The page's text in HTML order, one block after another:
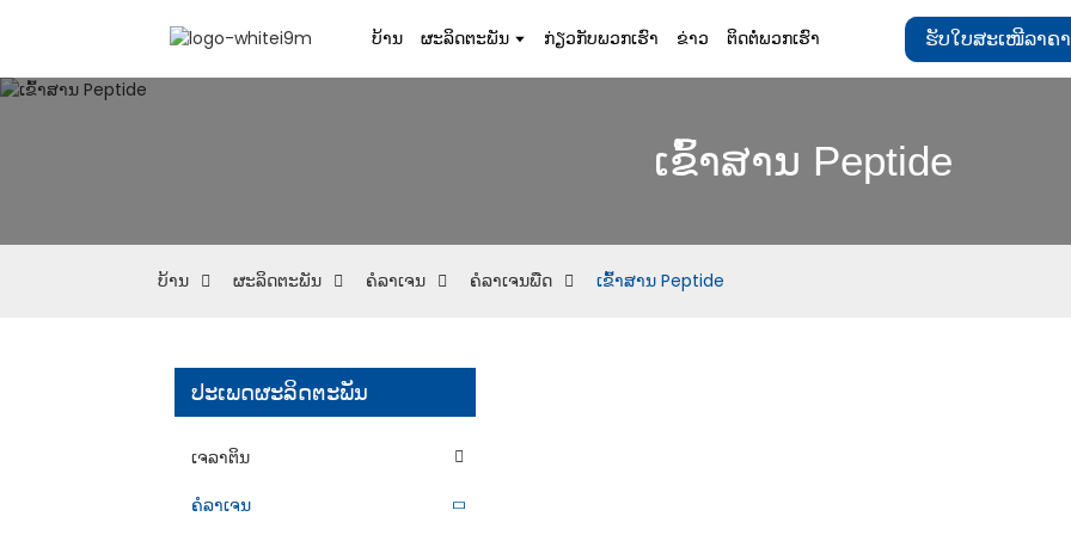
ບ້ານ ຜະລິດຕະພັນ ກ່ຽວກັບພວກເຮົາ ຂ່າວ ຕິດຕໍ່ພວກເຮົາ ຮັບໃບສະເໜີລາຄາ
ເຂົ້າສານ Peptide
ບ້ານ ຜະລິດຕະພັນ ຄໍລາເຈນ ຄໍລາເຈນພືດ ເຂົ້າສານ Peptide
ປະເພດຜະລິດຕະພັນ
ເຈລາຕິນ
ຄໍລາເຈນ